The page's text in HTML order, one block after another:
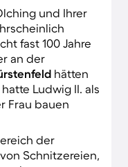
und Ihrer
fast 100 Jahre
an der
hätten
Ludwig II. als
Frau bauen
der
Schnitzereien,